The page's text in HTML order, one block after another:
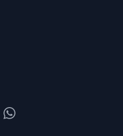
Whatsapp